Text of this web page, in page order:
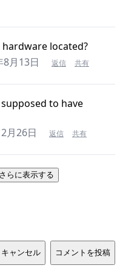
located?
8月13日 返信 共有
to have
月26日 返信 共有
らに表示する
キャンセル コメントを投稿